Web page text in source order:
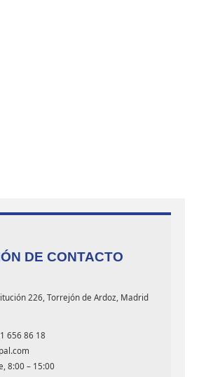
DE CONTACTO
226, Torrejón de Ardoz, Madrid
656 86 18
8:00 – 15:00